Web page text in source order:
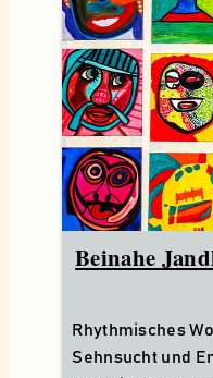
Beinahe
Rhythmisches
Sehnsucht und